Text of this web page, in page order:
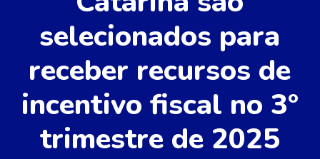
selecionados para
receber recursos de
incentivo fiscal no 3º
trimestre de 2025